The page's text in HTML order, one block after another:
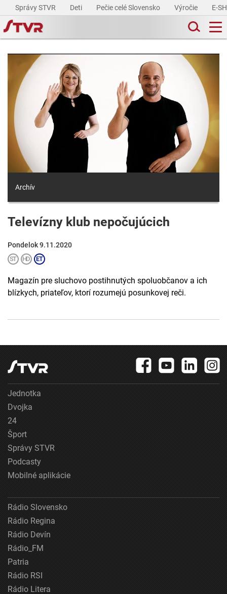
Správy STVR Deti Pečie celé Slovensko Výročie E-
Archív
Televízny klub nepočujúcich
Pondelok 9.11.2020
Magazín pre sluchovo postihnutých spoluobčanov a ich
blízkych, priateľov, ktorí rozumejú posunkovej reči.
Jednotka
Dvojka
24
Šport
Správy STVR
Podcasty
Mobilné aplikácie
Rádio Slovensko
Rádio Regina
Rádio Devín
Rádio_FM
Patria
Rádio RSI
Rádio Litera